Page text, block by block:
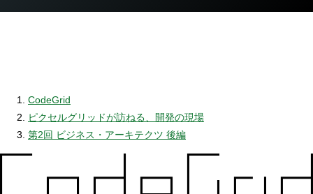
CodeGrid
ピクセルグリッドが訪ねる、開発の現場
第2回 ビジネス・アーキテクツ 後編